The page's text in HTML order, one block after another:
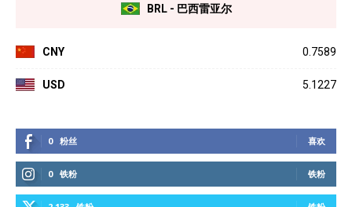
BRL - 巴西雷亚尔
CNY 0.7589
USD 5.1227
0 粉丝 喜欢
0 铁粉 铁粉